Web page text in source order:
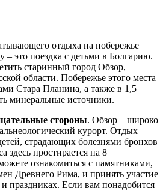
отдыха на побережье
– это поездка с детьми в Болгарию.
старинный город Обзор,
области. Побережье этого места
Стара Планина, а также в 1,5
минеральные источники.
стороны. Обзор – широко
курорт. Отдых
страдающих болезнями бронхов
здесь простирается на 8
ознакомиться с памятниками,
Древнего Рима, и принять участие
праздниках. Если вам понадобится